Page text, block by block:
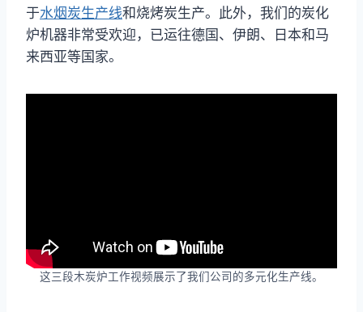
于水烟炭生产线和烧烤炭生产。此外，我们的炭化
炉机器非常受欢迎，已运往德国、伊朗、日本和马
来西亚等国家。
这三段木炭炉工作视频展示了我们公司的多元化生产线。